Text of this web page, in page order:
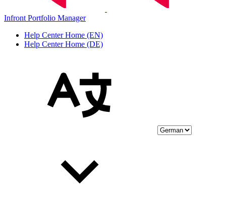
Infront Portfolio Manager
Help Center Home (EN)
Help Center Home (DE)